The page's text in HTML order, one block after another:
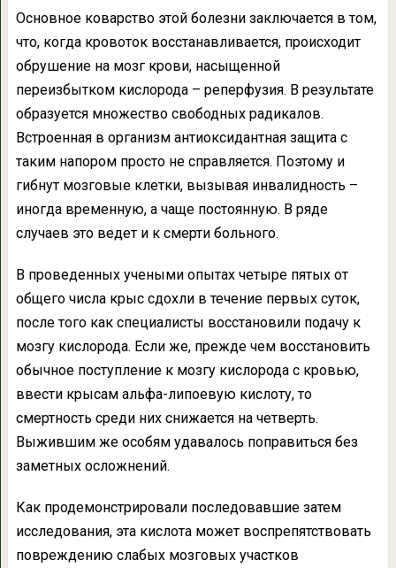
Основное коварство этой болезни заключается в том,
что, когда кровоток восстанавливается, происходит
обрушение на мозг крови, насыщенной
переизбытком кислорода – реперфузия. В результате
образуется множество свободных радикалов.
Встроенная в организм антиоксидантная защита с
таким напором просто не справляется. Поэтому и
гибнут мозговые клетки, вызывая инвалидность –
иногда временную, а чаще постоянную. В ряде
случаев это ведет и к смерти больного.
В проведенных учеными опытах четыре пятых от
общего числа крыс сдохли в течение первых суток,
после того как специалисты восстановили подачу к
мозгу кислорода. Если же, прежде чем восстановить
обычное поступление к мозгу кислорода с кровью,
ввести крысам альфа-липоевую кислоту, то
смертность среди них снижается на четверть.
Выжившим же особям удавалось поправиться без
заметных осложнений.
Как продемонстрировали последовавшие затем
исследования, эта кислота может воспрепятствовать
повреждению слабых мозговых участков